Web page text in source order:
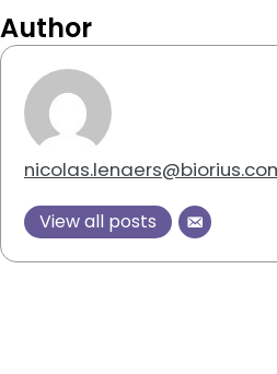
Author
View all posts